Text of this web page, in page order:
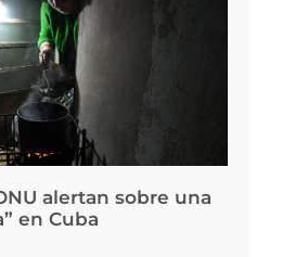
alertan sobre una
en Cuba